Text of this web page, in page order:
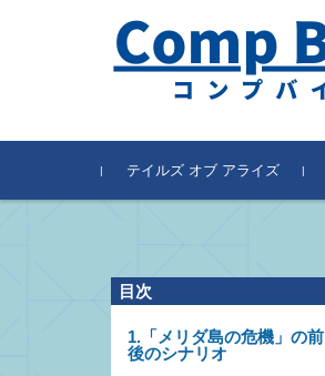
テイルズ オブ アライズ
目次
1.「メリダ島の危機」の前
後のシナリオ